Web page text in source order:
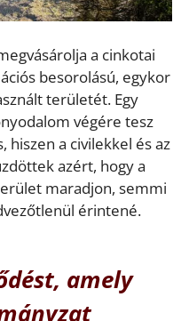
a cinkotai
besorolású, egykor
területét. Egy
végére tesz
hiszen a civilekkel és az
azért, hogy a
maradjon, semmi
érintené.
amely